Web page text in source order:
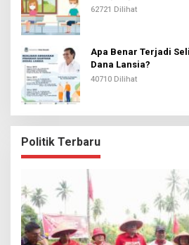
62721 Dilihat
Apa Benar Terjadi
Dana Lansia?
40710 Dilihat
Politik Terbaru